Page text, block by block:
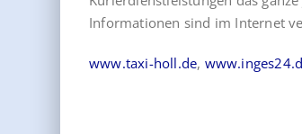
Informationen sind im Internet
www.taxi-holl.de,